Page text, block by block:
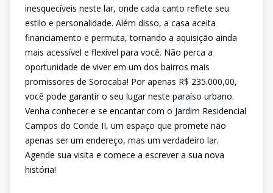
inesquecíveis neste lar, onde cada canto reflete seu
estilo e personalidade. Além disso, a casa aceita
financiamento e permuta, tornando a aquisição ainda
mais acessível e flexível para você. Não perca a
oportunidade de viver em um dos bairros mais
promissores de Sorocaba! Por apenas R$ 235.000,00,
você pode garantir o seu lugar neste paraíso urbano.
Venha conhecer e se encantar com o Jardim Residencial
Campos do Conde II, um espaço que promete não
apenas ser um endereço, mas um verdadeiro lar.
Agende sua visita e comece a escrever a sua nova
história!